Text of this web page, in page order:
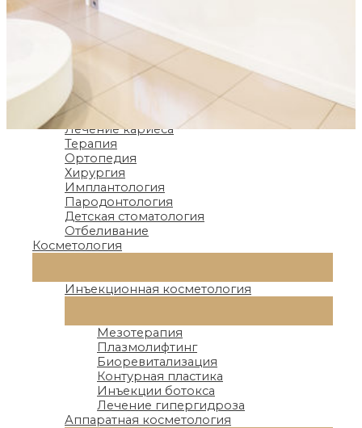
Скайлер VRN Q6 2.0
Печь Programat EP 5010
Стоматология
Переключатель
Обследование
Профилактика
Ортодонтия
Лечение кариеса
Терапия
Ортопедия
Хирургия
Имплантология
Пародонтология
Детская стоматология
Отбеливание
Косметология
Меню
Инъекционная косметология
Меню
Мезотерапия
Плазмолифтинг
Биоревитализация
Контурная пластика
Инъекции ботокса
Лечение гипергидроза
Аппаратная косметология
О клинике
Медицинский центр «Эстетика» уже
давно зарекомендовал себя как
стабильное и успешно развивающееся
началась с открытия в 1998 году, и в
настоящее время включает в себя
27
Лет работы